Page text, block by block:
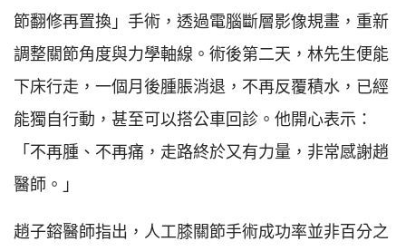
節翻修再置換」手術，透過電腦斷層影像規畫，重新
調整關節角度與力學軸線。術後第二天，林先生便能
下床行走，一個月後腫脹消退，不再反覆積水，已經
能獨自行動，甚至可以搭公車回診。他開心表示：
「不再腫、不再痛，走路終於又有力量，非常感謝趙
醫師。」
趙子鎔醫師指出，人工膝關節手術成功率並非百分之